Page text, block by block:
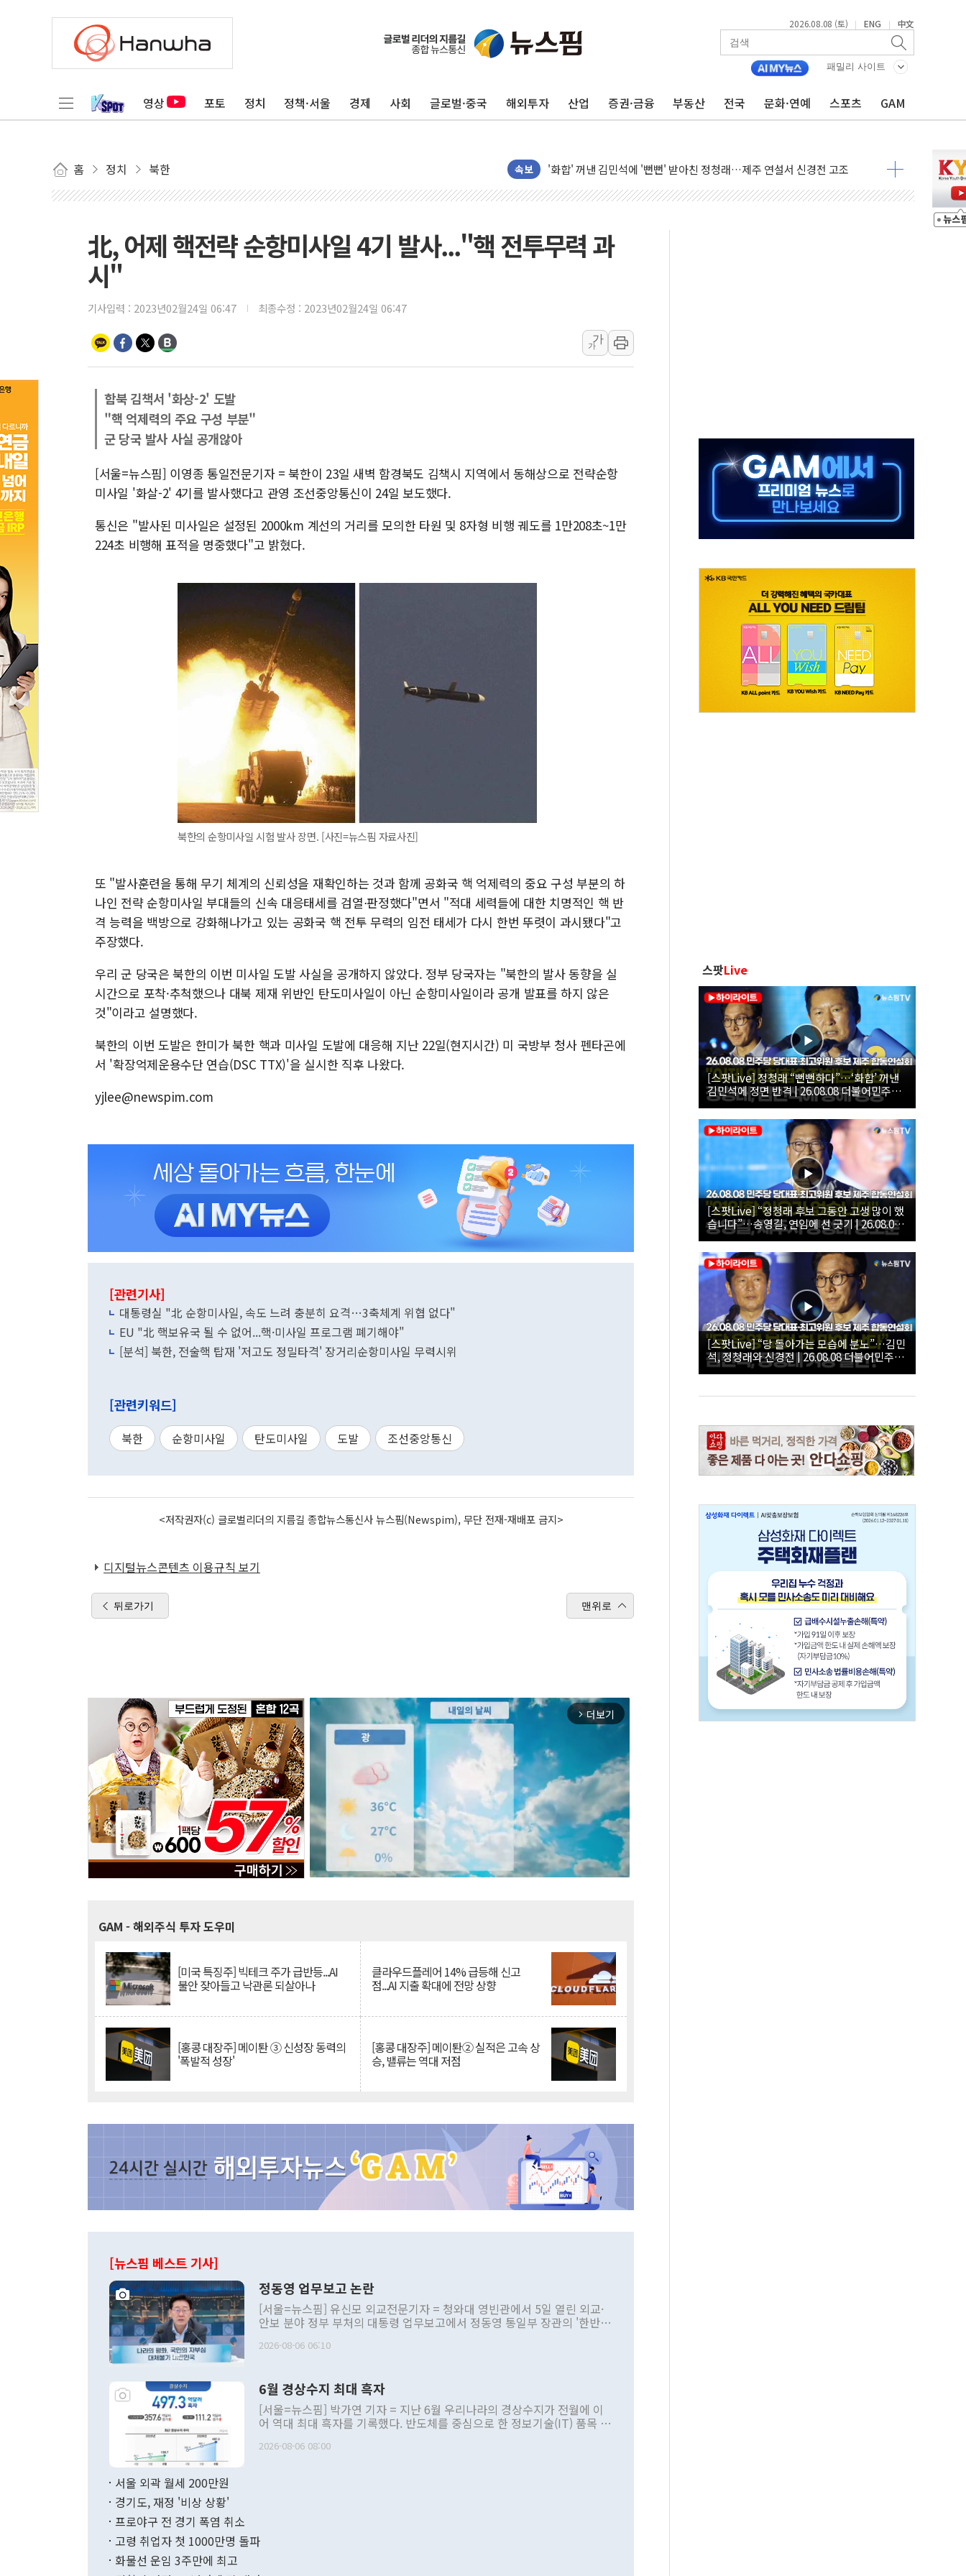
2026.08.08 (토) | ENG | 中文
패밀리 사이트
영상 포토 정치 정책·서울 경제 사회 글로벌·중국 해외투자 산업 증권·금융 부동산 전국 문화·연예 스포츠 GAM
홈 정치 북한 속보
추미애, '위안부' 피해자 기림의 날 참석..."국제적 시민 연대로 목소리 내야"
인천 선재도 갯벌서 해루질 중 실종 60대 나흘만에 숨진 채 발견
'화합' 꺼낸 김민석에 '뻔뻔' 받아친 정청래…제주 연설서 신경전 고조
李대통령, ISA 개편 재검토 지시…與 "적극 환영"·野 "졸속 국정"
연일 폭염에 온열질환 사망 23명…정부, 비상대응기구 가동
中 전방위 아파트 부양, 수도 베이징도 부동산 규제 철폐
청양 밭에서 일하던 90대 숨져…온열질환 여부 조사
폭염에 車 운전면허 기능시험 오전 집중 편성…체감온도 38도 넘으면 중단
오세훈 "용산공원 주택 검토, 민주당 스스로 원칙 뒤집는 것"
충북 주말 무더위 지속…청주·진천 35도, 곳곳 소나기
10월 보완수사권 폐지·공소청 출범…피해자들 '범죄 사각지대' 우려
한상협, 업계 개인정보 보안 새판 짠다…'자율규제단체' 타진
北, 어제 핵전략 순항미사일 4기 발사..."핵 전투무력 과
시"
기사입력 : 2023년02월24일 06:47 최종수정 : 2023년02월24일 06:47
가
가
함북 김책서 '화상-2' 도발
"핵 억제력의 주요 구성 부분"
군 당국 발사 사실 공개않아
[서울=뉴스핌] 이영종 통일전문기자 = 북한이 23일 새벽 함경북도 김책시 지역에서 동해상으로 전략순항
미사일 '화살-2' 4기를 발사했다고 관영 조선중앙통신이 24일 보도했다.
통신은 "발사된 미사일은 설정된 2000km 계선의 거리를 모의한 타원 및 8자형 비행 궤도를 1만208초~1만
224초 비행해 표적을 명중했다"고 밝혔다.
북한의 순항미사일 시험 발사 장면. [사진=뉴스핌 자료사진]
또 "발사훈련을 통해 무기 체계의 신뢰성을 재확인하는 것과 함께 공화국 핵 억제력의 중요 구성 부분의 하
나인 전략 순항미사일 부대들의 신속 대응태세를 검열⋅판정했다"면서 "적대 세력들에 대한 치명적인 핵 반
격 능력을 백방으로 강화해나가고 있는 공화국 핵 전투 무력의 임전 태세가 다시 한번 뚜렷이 과시됐다"고
주장했다.
우리 군 당국은 북한의 이번 미사일 도발 사실을 공개하지 않았다. 정부 당국자는 "북한의 발사 동향을 실
시간으로 포착·추척했으나 대북 제재 위반인 탄도미사일이 아닌 순항미사일이라 공개 발표를 하지 않은
것"이라고 설명했다.
북한의 이번 도발은 한미가 북한 핵과 미사일 도발에 대응해 지난 22일(현지시간) 미 국방부 청사 펜타곤에
서 '확장억제운용수단 연습(DSC TTX)'을 실시한 직후 나왔다.
yjlee@newspim.com
[관련기사]
대통령실 "北 순항미사일, 속도 느려 충분히 요격…3축체계 위협 없다"
EU "北 핵보유국 될 수 없어...핵·미사일 프로그램 폐기해야"
[분석] 북한, 전술핵 탑재 '저고도 정밀타격' 장거리순항미사일 무력시위
[관련키워드]
북한 순항미사일 탄도미사일 도발 조선중앙통신
<저작권자(c) 글로벌리더의 지름길 종합뉴스통신사 뉴스핌(Newspim), 무단 전재-재배포 금지>
디지털뉴스콘텐츠 이용규칙 보기
뒤로가기 맨위로
arrow_forward_ios 더보기
GAM - 해외주식 투자 도우미
[미국 특징주] 빅테크 주가 급반등...AI
불안 잦아들고 낙관론 되살아나
클라우드플레어 14% 급등해 신고
점...AI 지출 확대에 전망 상향
[홍콩 대장주] 메이퇀 ③ 신성장 동력의
'폭발적 성장'
[홍콩 대장주] 메이퇀② 실적은 고속 상
승, 밸류는 역대 저점
[뉴스핌 베스트 기사]
정동영 업무보고 논란
[서울=뉴스핌] 유신모 외교전문기자 = 청와대 영빈관에서 5일 열린 외교·
안보 분야 정부 부처의 대통령 업무보고에서 정동영 통일부 장관의 '한반도
발언 중에는 정부 내 조율을 거치지 않은 사안을 정책으로 추진하겠다고 공
주의적 희망에 근거한 비현실적 구상'이라는 비판을 내놨다. 그동안 정 장
관의 대북 정책 관련 발언이 물의를 빚은 적은 여러 번 있지만 대통령과 유
관 부처 장관이 공개적으로 부정적 입장을 표명한 것은 이례적이다. 정 장
관의 무리한 대북 접근법과 월권을 제어해야 한다는 목소리도 높아지고 있
다. [정동영 통일부 장관이 지난달 23일 오후 서울 종로구 정부서울청사에
무너졌다고도 했다. 또 "현 시점에서 흘러간 선(先)비핵화만 되뇌는 것은
2026-08-06 06:10
6월 경상수지 최대 흑자
[서울=뉴스핌] 박가연 기자 = 지난 6월 우리나라의 경상수지가 전월에 이
어 역대 최대 흑자를 기록했다. 반도체를 중심으로 한 정보기술(IT) 품목 수
료=한국은행] 한국은행이 6일 발표한 '2026년 6월 국제수지(잠정)'에 따르
며 월간 기준 처음으로 1000억달러를 넘어섰다. 상품수입은 644억8000만
2026-08-06 08:00
서울 외곽 월세 200만원
경기도, 재정 '비상 상황'
프로야구 전 경기 폭염 취소
고령 취업자 첫 1000만명 돌파
화물선 운임 3주만에 최고
스팟Live
[스팟Live] 정청래 “뻔뻔하다”…‘화합’ 꺼낸
김민석에 정면 반격 | 26.08.08 더불어민주당
당대표·최고위원 후보 제주 합동연설회
[스팟Live] “정청래 후보 그동안 고생 많이 했
습니다”…송영길, 연임에 선 긋기 | 26.08.08
더불어민주당 당대표·최고위원 후보 제주 합
동연설회
[스팟Live] “당 돌아가는 모습에 분노”…김민
석, 정청래와 신경전 | 26.08.08 더불어민주당
당대표·최고위원 후보 제주 합동연설회